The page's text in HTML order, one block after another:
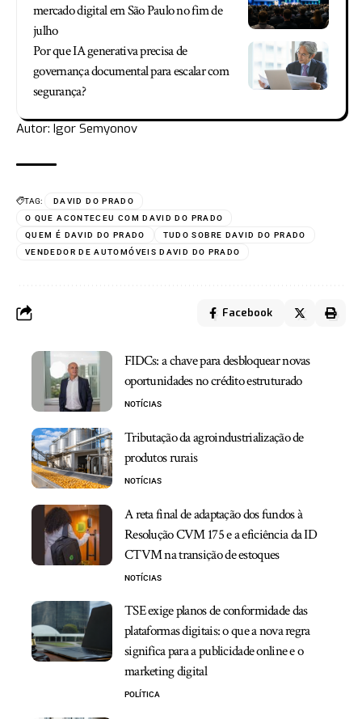
mercado digital em São Paulo no fim de
julho
Por que IA generativa precisa de
governança documental para escalar com
segurança?
Autor: Igor Semyonov
TAG:
DAVID DO PRADO
O QUE ACONTECEU COM DAVID DO PRADO
QUEM É DAVID DO PRADO
TUDO SOBRE DAVID DO PRADO
VENDEDOR DE AUTOMÓVEIS DAVID DO PRADO
Facebook
FIDCs: a chave para desbloquear novas
oportunidades no crédito estruturado
NOTÍCIAS
Tributação da agroindustrialização de
produtos rurais
NOTÍCIAS
A reta final de adaptação dos fundos à
Resolução CVM 175 e a eficiência da ID
CTVM na transição de estoques
NOTÍCIAS
TSE exige planos de conformidade das
plataformas digitais: o que a nova regra
significa para a publicidade online e o
marketing digital
POLÍTICA